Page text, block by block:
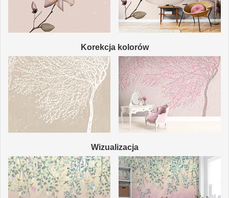
Korekcja kolorów
Wizualizacja